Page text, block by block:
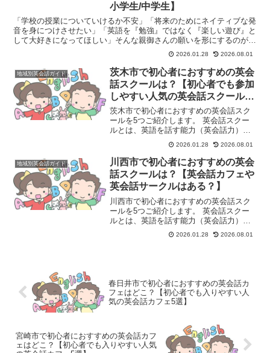
小学生/中学生】
「学校の授業についていけるか不安」「将来のためにネイティブな発
音を身につけさせたい」「英語を『勉強』ではなく『楽しい遊び』と
して大好きになってほしい」そんな親御さんの願いを形にするのが、
砂川市にある子供向け英語・英会話教室です。空知地方の中...
2026.01.28 2026.08.01
地域別英会話ガイド
茨木市で初心者におすすめの英会
話スクールは？【初心者でも参加
しやすい人気の英会話スクール5
選】
茨木市で初心者におすすめの英会話スク
ールを5つご紹介します。 英会話スクー
ルとは、英語を話す能力（英会話力）を
習得することを目的とした学習塾や教育
機関のことです。主に、英語でのコミュ
ニケーション能力を高めたいと考える
人々（学生、社会人、シニ...
2026.01.28 2026.08.01
地域別英会話ガイド
川西市で初心者におすすめの英会
話スクールは？【英会話カフェや
英会話サークルはある？】
川西市で初心者におすすめの英会話スク
ールを5つご紹介します。 英会話スクー
ルとは、英語を話す能力（英会話力）を
習得することを目的とした学習塾や教育
機関のことです。主に、英語でのコミュ
2026.01.28 2026.08.01
春日井市で初心者におすすめの英会話カ
フェはどこ？【初心者でも入りやすい人
気の英会話カフェ5選】
宮崎市で初心者におすすめの英会話カフ
ェはどこ？【初心者でも入りやすい人気